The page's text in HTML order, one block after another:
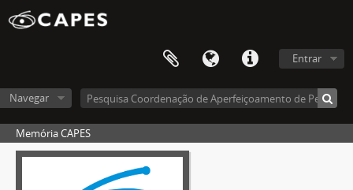
Entrar
Navegar
Memória CAPES